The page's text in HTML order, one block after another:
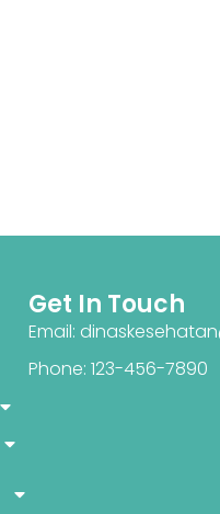
Get In Touch
Email:
Phone: 123-456-7890